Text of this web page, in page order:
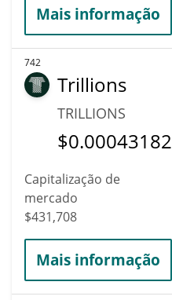
Mais informação
742
Trillions
TRILLIONS
$0.00043182
Capitalização de
mercado
$431,708
Mais informação